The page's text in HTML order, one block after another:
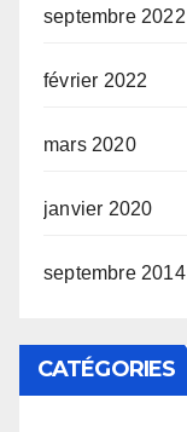
septembre 2022
février 2022
mars 2020
janvier 2020
septembre 2014
CATÉGORIES